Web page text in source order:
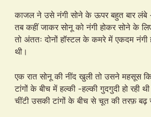
काजल ने उसे नंगी सोने के ऊपर बहुत बार लंबे -
तब कहीं जाकर सोनू को नंगी होकर सोने के
तो अंततः दोनों हॉस्टल के कमरे में एकदम नंगी
थी।
एक रात सोनू की नींद खुली तो उसने महसूस
टांगों के बीच में हल्की -हल्की गुदगुदी हो रही
चींटी उसकी टांगों के बीच से चूत की तरफ़ बढ़